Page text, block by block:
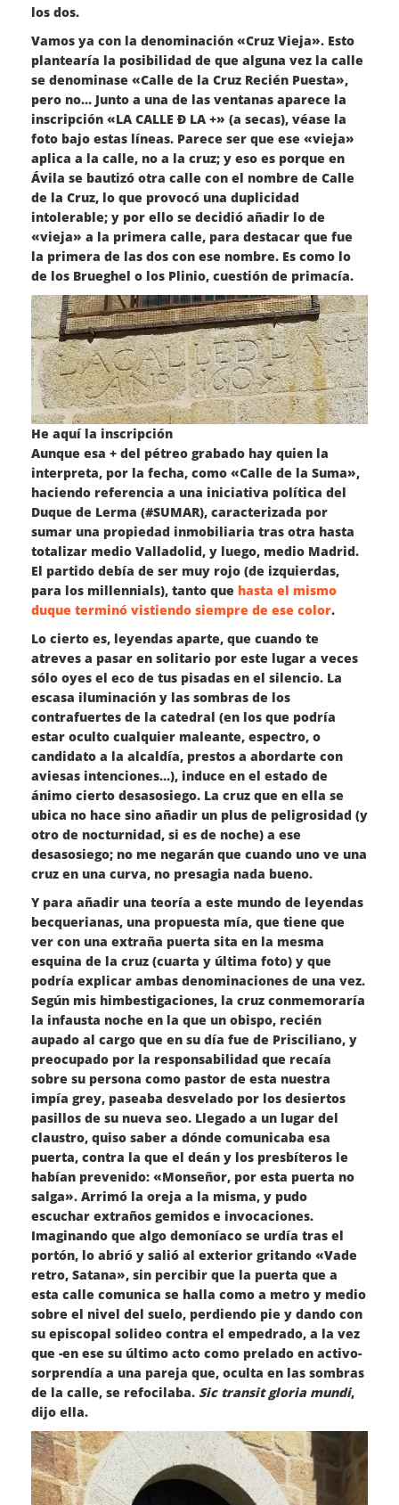
los dos.
Vamos ya con la denominación «Cruz Vieja». Esto
plantearía la posibilidad de que alguna vez la calle
se denominase «Calle de la Cruz Recién Puesta»,
pero no… Junto a una de las ventanas aparece la
inscripción «LA CALLE Ð LA +» (a secas), véase la
foto bajo estas líneas. Parece ser que ese «vieja»
aplica a la calle, no a la cruz; y eso es porque en
Ávila se bautizó otra calle con el nombre de Calle
de la Cruz, lo que provocó una duplicidad
intolerable; y por ello se decidió añadir lo de
«vieja» a la primera calle, para destacar que fue
la primera de las dos con ese nombre. Es como lo
de los Brueghel o los Plinio, cuestión de primacía.
He aquí la inscripción
Aunque esa + del pétreo grabado hay quien la
interpreta, por la fecha, como «Calle de la Suma»,
haciendo referencia a una iniciativa política del
Duque de Lerma (#SUMAR), caracterizada por
sumar una propiedad inmobiliaria tras otra hasta
totalizar medio Valladolid, y luego, medio Madrid.
El partido debía de ser muy rojo (de izquierdas,
para los millennials), tanto que hasta el mismo
duque terminó vistiendo siempre de ese color.
Lo cierto es, leyendas aparte, que cuando te
atreves a pasar en solitario por este lugar a veces
sólo oyes el eco de tus pisadas en el silencio. La
escasa iluminación y las sombras de los
contrafuertes de la catedral (en los que podría
estar oculto cualquier maleante, espectro, o
candidato a la alcaldía, prestos a abordarte con
aviesas intenciones…), induce en el estado de
ánimo cierto desasosiego. La cruz que en ella se
ubica no hace sino añadir un plus de peligrosidad (y
otro de nocturnidad, si es de noche) a ese
desasosiego; no me negarán que cuando uno ve una
cruz en una curva, no presagia nada bueno.
Y para añadir una teoría a este mundo de leyendas
becquerianas, una propuesta mía, que tiene que
ver con una extraña puerta sita en la mesma
esquina de la cruz (cuarta y última foto) y que
podría explicar ambas denominaciones de una vez.
Según mis himbestigaciones, la cruz conmemoraría
la infausta noche en la que un obispo, recién
aupado al cargo que en su día fue de Prisciliano, y
preocupado por la responsabilidad que recaía
sobre su persona como pastor de esta nuestra
impía grey, paseaba desvelado por los desiertos
pasillos de su nueva seo. Llegado a un lugar del
claustro, quiso saber a dónde comunicaba esa
puerta, contra la que el deán y los presbíteros le
habían prevenido: «Monseñor, por esta puerta no
salga». Arrimó la oreja a la misma, y pudo
escuchar extraños gemidos e invocaciones.
Imaginando que algo demoníaco se urdía tras el
portón, lo abrió y salió al exterior gritando «Vade
retro, Satana», sin percibir que la puerta que a
esta calle comunica se halla como a metro y medio
sobre el nivel del suelo, perdiendo pie y dando con
su episcopal solideo contra el empedrado, a la vez
que -en ese su último acto como prelado en activo-
sorprendía a una pareja que, oculta en las sombras
de la calle, se refocilaba. Sic transit gloria mundi,
dijo ella.